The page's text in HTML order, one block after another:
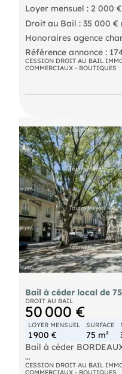
Loyer mensuel : 2 000
Droit au Bail : 35 000 €
Honoraires agence
Référence annonce :
CESSION DROIT AU BAIL
COMMERCIAUX - BOUTIQUES
Bail à céder local de
DROIT AU BAIL
50 000 €
LOYER MENSUEL
1 900 €
SURFACE
75 m²
Bail à céder
Quartier Fondaudège,
CESSION DROIT AU BAIL
COMMERCIAUX - BOUTIQUES